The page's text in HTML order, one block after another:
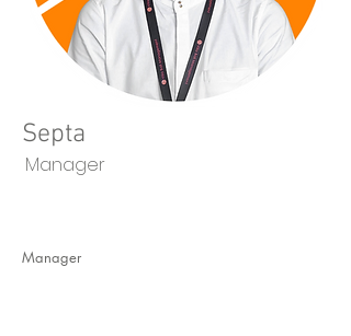
Septa
Manager
Manager